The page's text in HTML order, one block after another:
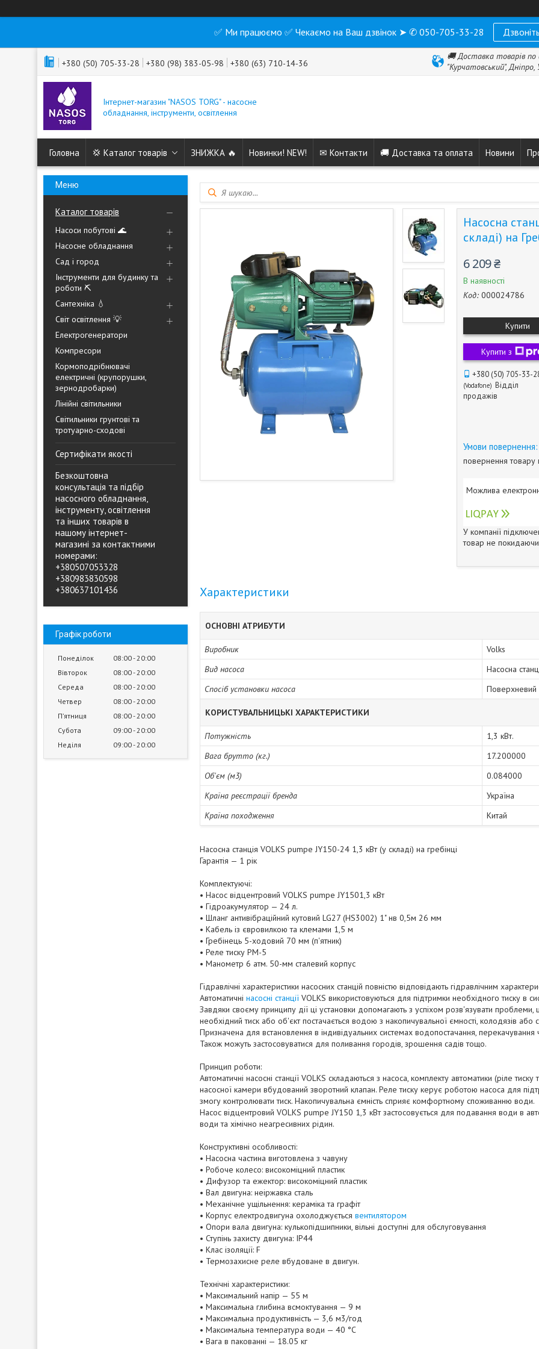
✅ Ми працюємо ✅ Чекаємо на Ваш дзвінок ➤ ✆ 050-705-33-28
+380 (50) 705-33-28 +380 (98) 383-05-98 +380 (63) 710-14-36
🚚 Доставка товарів по
"Курчатовський", Дніпро,
Інтернет-магазин "NASOS TORG" - насосне
обладнання, інструменти, освітлення
Головна 💢 Каталог товарів ЗНИЖКА 🔥 Новинки! NEW! ✉ Контакти 🚚 Доставка та оплата Новини
Каталог товарів
Насоси побутові 🌊
Насосне обладнання
Сад і город
Інструменти для будинку та
роботи ⛏️
Сантехніка 💧
Світ освітлення 💡
Електрогенератори
Компресори
Кормоподрібнювачі
електричні (крупорушки,
зернодробарки)
Лінійні світильники
Світильники грунтові та
тротуарно-сходові
Сертифікати якості
Безкоштовна
консультація та підбір
насосного обладнання,
інструменту, освітлення
та інших товарів в
нашому інтернет-
магазині за контактними
номерами:
+380507053328
+380983830598
+380637101436
Графік роботи
Понеділок 08:00 20:00
Вівторок
08:00 20:00
Середа
08:00 20:00
Четвер
08:00 20:00
Пʼятниця
08:00 20:00
Субота
09:00 20:00
Неділя
09:00 20:00
Насосна
складі) на
6 209 ₴
В наявності
Код: 000024786
Купити
Купити з
+380 (50) 705-33-
Vodafone Відділ
продажів
повернення товару
У компанії
товар не покидаючи
Характеристики
ОСНОВНІ АТРИБУТИ
Виробник
Volks
Вид насоса
Насосна
Спосіб установки насоса
Поверхневий
КОРИСТУВАЛЬНИЦЬКІ ХАРАКТЕРИСТИКИ
Потужність
1,3 кВт.
Вага брутто (кг.)
17.200000
Об'єм (м3)
0.084000
Країна реєстрації бренда
Україна
Країна походження
Китай
Насосна станція VOLKS pumpe JY150-24 1,3 кВт (у складі) на гребінці
Гарантія — 1 рік
Комплектуючі:
• Насос відцентровий VOLKS pumpe JY1501,3 кВт
• Гідроакумулятор — 24 л.
• Шланг антивібраційний кутовий LG27 (HS3002) 1" нв 0,5м 26 мм
• Кабель із євровилкою та клемами 1,5 м
• Гребінець 5-ходовий 70 мм (п'ятник)
• Реле тиску PM-5
• Манометр 6 атм. 50-мм сталевий корпус
Гідравлічні характеристики насосних станцій повністю відповідають гідравлічним
Автоматичні насосні станції VOLKS використовуються для підтримки необхідного тиску в
Завдяки своєму принципу дії ці установки допомагають з успіхом розв'язувати
необхідний тиск або об'єкт постачається водою з накопичувальної ємності, колодязів або
Призначена для встановлення в індивідуальних системах водопостачання,
Також можуть застосовуватися для поливання городів, зрошення садів тощо.
Принцип роботи:
Автоматичні насосні станції VOLKS складаються з насоса, комплекту автоматики (ріле
насосної камери вбудований зворотний клапан. Реле тиску керує роботою насоса для
змогу контролювати тиск. Накопичувальна ємність сприяє комфортному споживанню води.
Насос відцентровий VOLKS pumpe JY150 1,3 кВт застосовується для подавання води в
води та хімічно неагресивних рідин.
Конструктивні особливості:
• Насосна частина виготовлена з чавуну
• Робоче колесо: високоміцний пластик
• Дифузор та ежектор: високоміцний пластик
• Вал двигуна: неіржавка сталь
• Механічне ущільнення: кераміка та графіт
• Корпус електродвигуна охолоджується вентилятором
• Опори вала двигуна: кулькопідшипники, вільні доступні для обслуговування
• Ступінь захисту двигуна: IP44
• Клас ізоляції: F
• Термозахисне реле вбудоване в двигун.
Технічні характеристики:
• Максимальний напір — 55 м
• Максимальна глибина всмоктування — 9 м
• Максимальна продуктивність — 3,6 м3/год
• Максимальна температура води — 40 °C
• Вага в пакованні — 18.05 кг